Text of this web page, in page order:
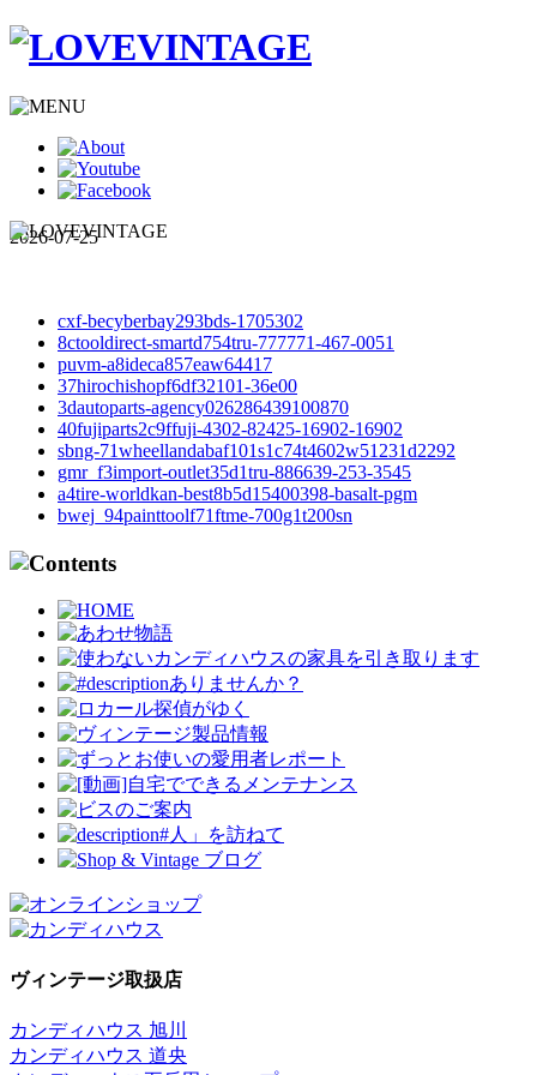
2026-07-25
cxf-becyberbay293bds-1705302
8ctooldirect-smartd754tru-777771-467-0051
puvm-a8ideca857eaw64417
37hirochishopf6df32101-36e00
3dautoparts-agency026286439100870
40fujiparts2c9ffuji-4302-82425-16902-16902
sbng-71wheellandabaf101s1c74t4602w51231d2292
gmr_f3import-outlet35d1tru-886639-253-3545
a4tire-worldkan-best8b5d15400398-basalt-pgm
bwej_94painttoolf71ftme-700g1t200sn
ヴィンテージ取扱店
カンディハウス 旭川
カンディハウス 道央